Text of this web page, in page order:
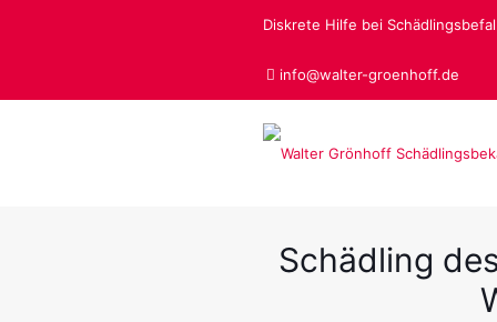
Diskrete Hilfe bei
info@walter-groenhoff.de
Schädling